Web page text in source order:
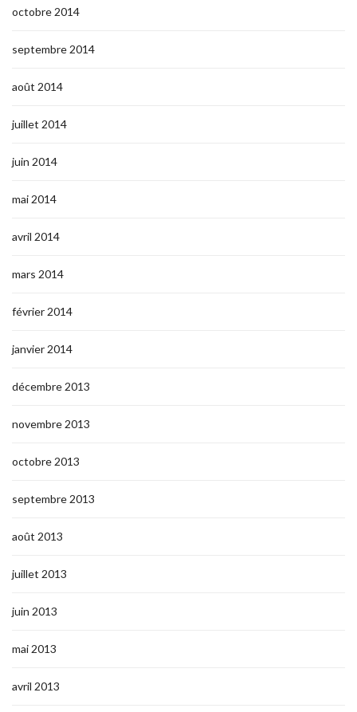
octobre 2014
septembre 2014
août 2014
juillet 2014
juin 2014
mai 2014
avril 2014
mars 2014
février 2014
janvier 2014
décembre 2013
novembre 2013
octobre 2013
septembre 2013
août 2013
juillet 2013
juin 2013
mai 2013
avril 2013